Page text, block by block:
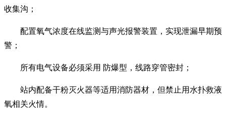
收集沟；
配置氧气浓度在线监测与声光报警装置，实现泄漏早期预
警；
所有电气设备必须采用 防爆型，线路穿管密封；
站内配备干粉灭火器等适用消防器材，但禁止用水扑救液
氧相关火情。